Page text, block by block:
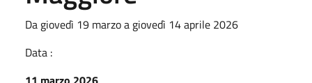
Da giovedì 19 marzo a giovedì 14 aprile 2026
Data :